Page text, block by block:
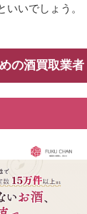
いでしょう。
の酒買取業者